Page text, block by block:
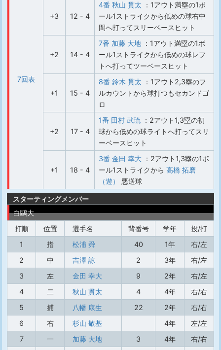
7回表
+3 12 - 4
4番 秋山 貫太 ：1アウト満塁の1ボ
ール1ストライクから低めの球右中
間へ打ってスリーベースヒット
+2 14 - 4
7番 加藤 大地 ：1アウト満塁の1ボ
ール1ストライクから低めの球レフ
トへ打ってツーベースヒット
+1 15 - 4
8番 鈴木 貫太 ：1アウト2,3塁のフ
ルカウントから球打つもセカンドゴ
ロ
+2 17 - 4
1番 田村 武琉 ：2アウト1,3塁の初
球から低めの球ライトへ打ってスリ
ーベースヒット
+1 18 - 4
3番 金田 幸大 ：2アウト1,3塁の1ボ
ール1ストライクから 高橋 拓磨
（遊）
悪送球
スターティングメンバー
白鷗大
打順
位置 選手名 背番号 学年
投/打
1
指 松浦 舜 40 1年
右/左
2
中 吉澤 諒 2 3年
右/左
3
左 金田 幸大 9 2年
右/左
4
二 秋山 貫太 4 4年
右/右
5
捕 八幡 康生 22 2年
右/右
6
右 杉山 敬基 4年
左/左
7
一 加藤 大地 3 4年
右/右